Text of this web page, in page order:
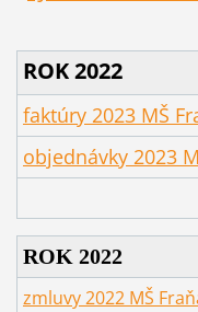
ROK 2022
faktúry 2023 MŠ
objednávky 2023
ROK 2022
zmluvy 2022 MŠ